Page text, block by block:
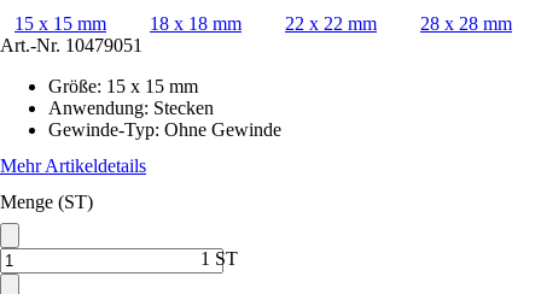
15 x 15 mm
18 x 18 mm 22 x 22 mm
28 x 28 mm
Art.-Nr. 10479051
Größe: 15 x 15 mm
Anwendung: Stecken
Gewinde-Typ: Ohne Gewinde
Mehr Artikeldetails
Menge (ST)
1 ST